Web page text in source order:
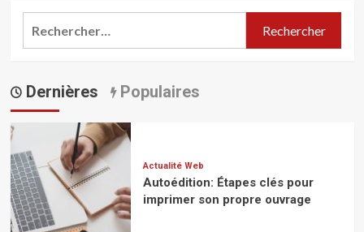
Les
meilleurs
en
réussir
son
embauche
Dernières Populaires
Actualité Web
Autoédition: Étapes clés pour
imprimer son propre ouvrage